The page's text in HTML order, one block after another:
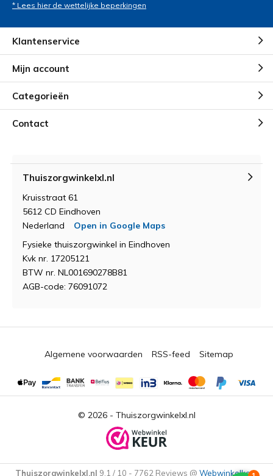
* Lees hier de wettelijke beperkingen
Klantenservice
Mijn account
Categorieën
Contact
Thuiszorgwinkelxl.nl
Kruisstraat 61
5612 CD Eindhoven
Nederland
Open in Google Maps
Fysieke thuiszorgwinkel in Eindhoven
Kvk nr. 17205121
BTW nr. NL001690278B81
AGB-code: 76091072
© 2026 - Thuiszorgwinkelxl.nl
Algemene voorwaarden RSS-feed Sitemap
Thuiszorgwinkelxl.nl 9,1 / 10 - 7762 Reviews @ Webwinkelkeur